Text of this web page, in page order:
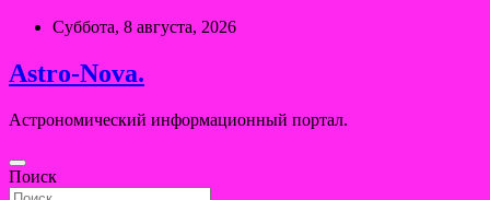
Перейти
содержимому
Суббота, 8 августа, 2026
Astro-Nova.
Астрономический информационный портал.
Поиск